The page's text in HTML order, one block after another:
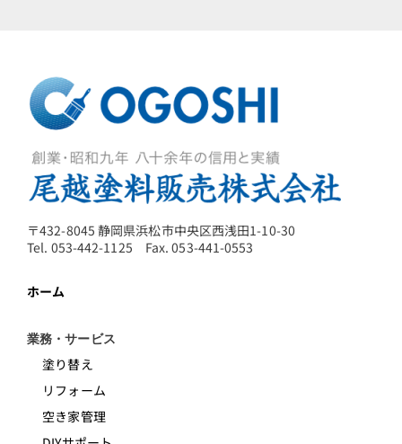
〒432-8045 静岡県浜松市中央区西浅田1-10-30
Tel. 053-442-1125 Fax. 053-441-0553
ホーム
業務・サービス
塗り替え
リフォーム
空き家管理